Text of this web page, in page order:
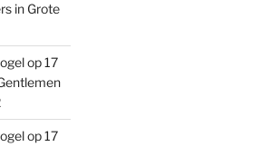
in Grote
op 17
op 17